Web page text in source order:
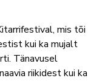
mis tõi
kui ka mujalt
Tänavusel
riikidest kui ka